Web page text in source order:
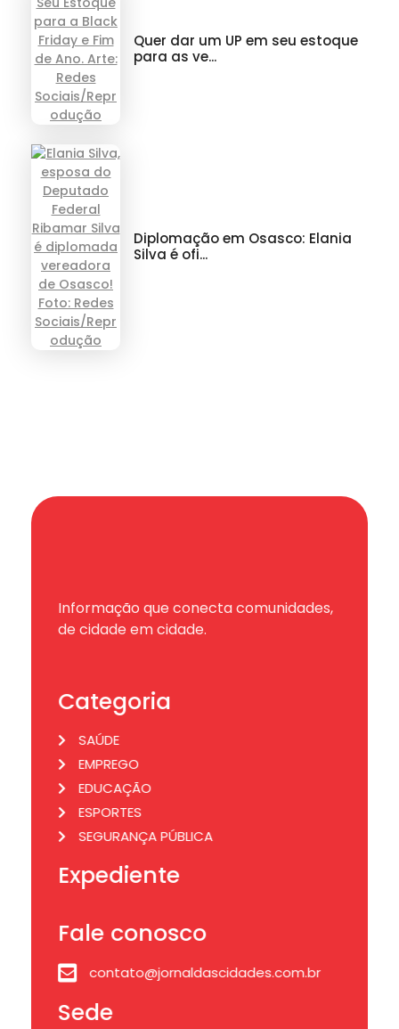
Quer dar um UP em seu estoque
para as ve...
Diplomação em Osasco: Elania
Silva é ofi...
Informação que conecta comunidades,
de cidade em cidade.
Categoria
SAÚDE
EMPREGO
EDUCAÇÃO
ESPORTES
SEGURANÇA PÚBLICA
Expediente
Fale conosco
contato@jornaldascidades.com.br
Sede